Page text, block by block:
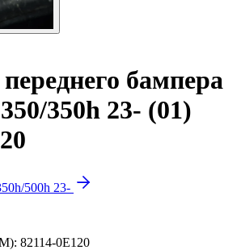
бампера
350h 23- (01)
500h 23-
82114-0E120